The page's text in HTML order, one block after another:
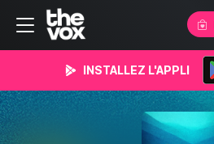
INSTALLEZ L'APPLI